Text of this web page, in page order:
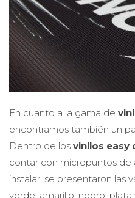
En cuanto a la gama de
encontramos también un
Dentro de los vinilos easy
contar con micropuntos de
instalar, se presentaron las
verde, amarillo, negro,